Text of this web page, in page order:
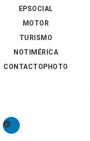
EPSOCIAL
MOTOR
TURISMO
NOTIMÉRICA
CONTACTOPHOTO